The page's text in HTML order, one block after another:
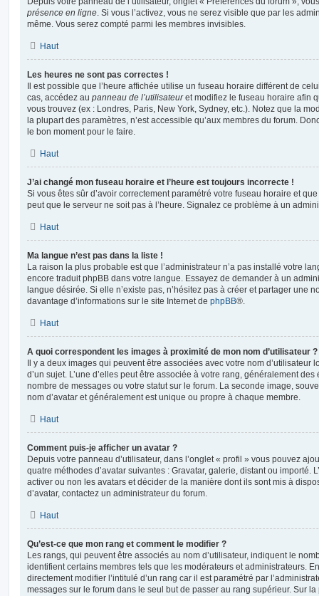
présence en ligne . Si vous l’activez, vous ne serez visible que par les
même. Vous serez compté parmi les membres invisibles.
Haut
Les heures ne sont pas correctes !
Il est possible que l’heure affichée utilise un fuseau horaire différent de
cas, accédez au panneau de l’utilisateuret modifiez le fuseau horaire afin
vous trouvez (ex : Londres, Paris, New York, Sydney, etc.). Notez que la
la plupart des paramètres, n’est accessible qu’aux membres du forum.
le bon moment pour le faire.
Haut
J’ai changé mon fuseau horaire et l’heure est toujours incorrecte !
Si vous êtes sûr d’avoir correctement paramétré votre fuseau horaire et
peut que le serveur ne soit pas à l’heure. Signalez ce problème à un
Haut
Ma langue n’est pas dans la liste !
La raison la plus probable est que l’administrateur n’a pas installé votre
encore traduit phpBB dans votre langue. Essayez de demander à un
langue désirée. Si elle n’existe pas, n’hésitez pas à créer et partager une
davantage d’informations sur le site Internet de phpBB®.
Haut
A quoi correspondent les images à proximité de mon nom d’utilisateur ?
Il y a deux images qui peuvent être associées avec votre nom d’utilisateur
d’un sujet. L’une d’elles peut être associée à votre rang, généralement
nombre de messages ou votre statut sur le forum. La seconde image,
nom d’avatar et généralement est unique ou propre à chaque membre.
Haut
Comment puis-je afficher un avatar ?
Depuis votre panneau d’utilisateur, dans l’onglet « profil » vous pouvez
quatre méthodes d’avatar suivantes : Gravatar, galerie, distant ou importé.
activer ou non les avatars et décider de la manière dont ils sont mis à
d’avatar, contactez un administrateur du forum.
Haut
Qu’est-ce que mon rang et comment le modifier ?
Les rangs, qui peuvent être associés au nom d’utilisateur, indiquent le
identifient certains membres tels que les modérateurs et administrateurs.
directement modifier l’intitulé d’un rang car il est paramétré par
messages sur le forum dans le seul but de passer au rang supérieur. Sur